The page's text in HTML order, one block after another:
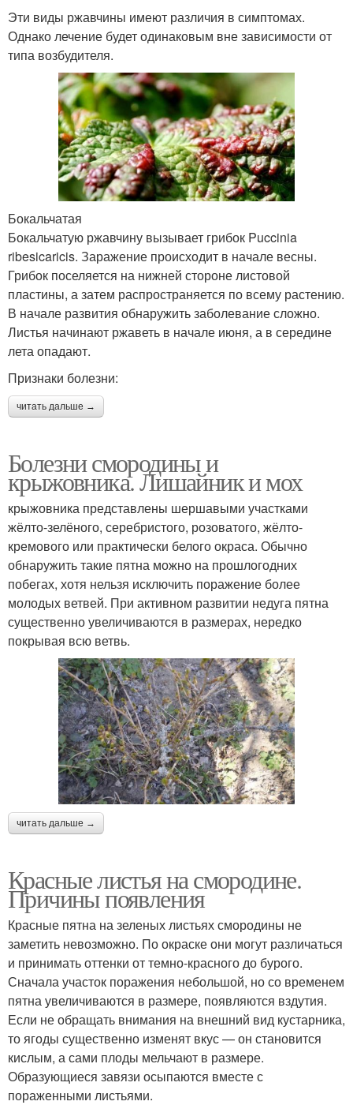
Эти виды ржавчины имеют различия в симптомах.
Однако лечение будет одинаковым вне зависимости от
типа возбудителя.
Бокальчатая
Бокальчатую ржавчину вызывает грибок Puccinia
ribesicaricis. Заражение происходит в начале весны.
Грибок поселяется на нижней стороне листовой
пластины, а затем распространяется по всему растению.
В начале развития обнаружить заболевание сложно.
Листья начинают ржаветь в начале июня, а в середине
лета опадают.
Признаки болезни:
читать дальше →
Болезни смородины и
крыжовника. Лишайник и мох
крыжовника представлены шершавыми участками
жёлто-зелёного, серебристого, розоватого, жёлто-
кремового или практически белого окраса. Обычно
обнаружить такие пятна можно на прошлогодних
побегах, хотя нельзя исключить поражение более
молодых ветвей. При активном развитии недуга пятна
существенно увеличиваются в размерах, нередко
покрывая всю ветвь.
читать дальше →
Красные листья на смородине.
Причины появления
Красные пятна на зеленых листьях смородины не
заметить невозможно. По окраске они могут различаться
и принимать оттенки от темно-красного до бурого.
Сначала участок поражения небольшой, но со временем
пятна увеличиваются в размере, появляются вздутия.
Если не обращать внимания на внешний вид кустарника,
то ягоды существенно изменят вкус — он становится
кислым, а сами плоды мельчают в размере.
Образующиеся завязи осыпаются вместе с
пораженными листьями.